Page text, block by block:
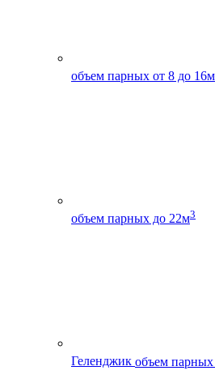
объем парных от 8 до 16м
объем парных до 22м3
Геленджик объем